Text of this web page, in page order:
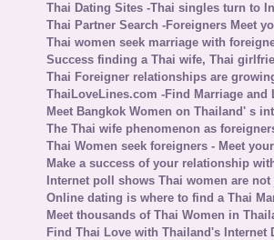
Thai Dating Sites -Thai singles turn to
Thai Partner Search -Foreigners Meet
Thai women seek marriage with
Success finding a Thai wife, Thai
Thai Foreigner relationships are
ThaiLoveLines.com -Find Marriage and
Meet Bangkok Women on Thailand' s
The Thai wife phenomenon as
Thai Women seek foreigners - Meet
Make a success of your relationship
Internet poll shows Thai women are
Online dating is where to find a Thai
Meet thousands of Thai Women in
Find Thai Love with Thailand's Internet